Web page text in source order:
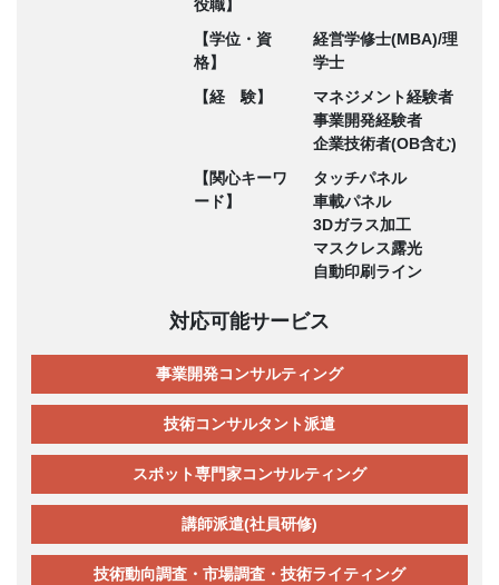
役職】
【学位・資
格】
経営学修士(MBA)/理
学士
【経 験】
マネジメント経験者
事業開発経験者
企業技術者(OB含む)
【関心キーワ
ード】
タッチパネル
車載パネル
3Dガラス加工
マスクレス露光
自動印刷ライン
対応可能サービス
事業開発コンサルティング
技術コンサルタント派遣
スポット専門家コンサルティング
講師派遣(社員研修)
技術動向調査・市場調査・技術ライティング